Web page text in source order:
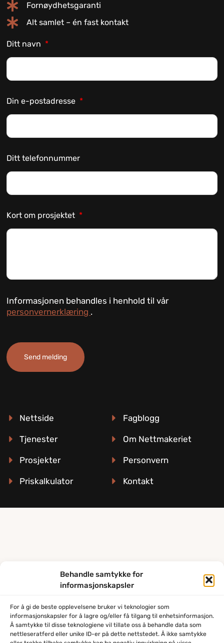
Behandle samtykke for
informasjonskapsler
For å gi de beste opplevelsene bruker vi teknologier som
informasjonskapsler for å lagre og/eller få tilgang til enhetsinformasjon.
Å samtykke til disse teknologiene vil tillate oss å behandle data som
nettleseratferd eller unike ID-er på dette nettstedet. Å ikke samtykke
Fornøydhetsgaranti
Alt samlet – én fast kontakt
Ditt navn
Din e-postadresse
Ditt telefonnummer
Kort om prosjektet
Informasjonen behandles i henhold til vår
personvernerklæring .
Send melding
Nettside
Tjenester
Prosjekter
Priskalkulator
Fagblogg
Om Nettmakeriet
Personvern
Kontakt